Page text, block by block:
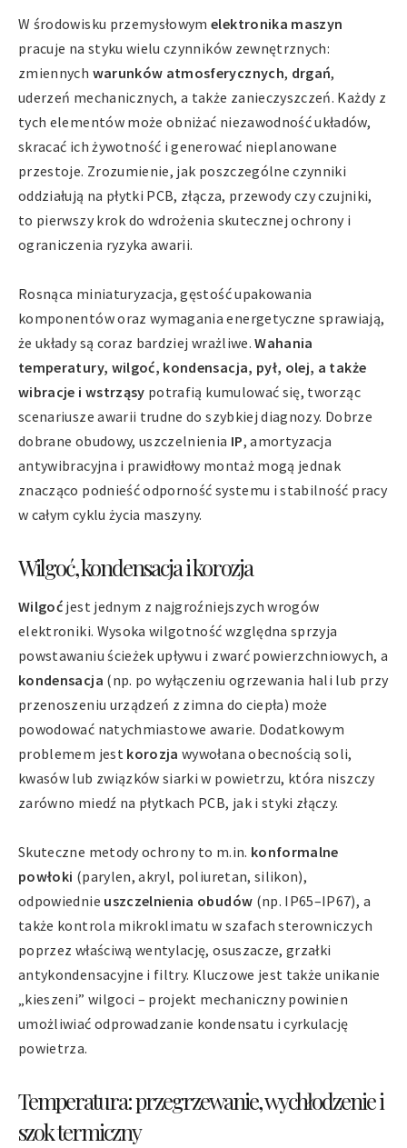
W środowisku przemysłowymelektronika maszyn
pracuje na styku wielu czynników zewnętrznych:
zmiennych warunków atmosferycznych, drgań,
uderzeń mechanicznych, a także zanieczyszczeń. Każdy z
tych elementów może obniżać niezawodność układów,
skracać ich żywotność i generować nieplanowane
przestoje. Zrozumienie, jak poszczególne czynniki
oddziałują na płytki PCB, złącza, przewody czy czujniki,
to pierwszy krok do wdrożenia skutecznej ochrony i
ograniczenia ryzyka awarii.
Rosnąca miniaturyzacja, gęstość upakowania
komponentów oraz wymagania energetyczne sprawiają,
że układy są coraz bardziej wrażliwe.Wahania
temperatury, wilgoć, kondensacja, pył, olej, a także
wibracje i wstrząsy potrafią kumulować się, tworząc
scenariusze awarii trudne do szybkiej diagnozy. Dobrze
dobrane obudowy, uszczelnienia IP, amortyzacja
antywibracyjna i prawidłowy montaż mogą jednak
znacząco podnieść odporność systemu i stabilność pracy
w całym cyklu życia maszyny.
Wilgoć, kondensacja i korozja
Wilgoć jest jednym z najgroźniejszych wrogów
elektroniki. Wysoka wilgotność względna sprzyja
powstawaniu ścieżek upływu i zwarć powierzchniowych, a
kondensacja (np. po wyłączeniu ogrzewania hali lub przy
przenoszeniu urządzeń z zimna do ciepła) może
powodować natychmiastowe awarie. Dodatkowym
problemem jest korozja wywołana obecnością soli,
kwasów lub związków siarki w powietrzu, która niszczy
zarówno miedź na płytkach PCB, jak i styki złączy.
Skuteczne metody ochrony to m.in. konformalne
powłoki (parylen, akryl, poliuretan, silikon),
odpowiednie uszczelnienia obudów (np. IP65–IP67), a
także kontrola mikroklimatu w szafach sterowniczych
poprzez właściwą wentylację, osuszacze, grzałki
antykondensacyjne i filtry. Kluczowe jest także unikanie
„kieszeni” wilgoci – projekt mechaniczny powinien
umożliwiać odprowadzanie kondensatu i cyrkulację
powietrza.
Temperatura: przegrzewanie, wychłodzenie i
szok termiczny